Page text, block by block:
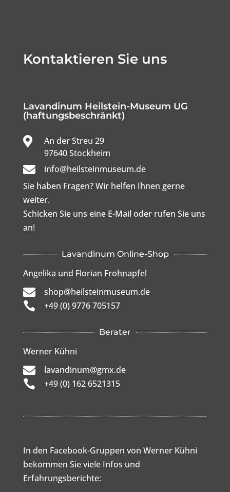
Kontaktieren Sie uns
Lavandinum Heilstein-Museum UG
(haftungsbeschränkt)
 An der Streu 29
97640 Stockheim

info@heilsteinmuseum.de
Sie haben Fragen? Wir helfen Ihnen gerne
weiter.
Schicken Sie uns eine E-Mail oder rufen Sie uns
an!
Lavandinum Online-Shop
Angelika und Florian Frohnapfel
 shop@heilsteinmuseum.de
 +49 (0) 9776 705157
Berater
Werner Kühni
 lavandinum@gmx.de
 +49 (0) 162 6521315
In den Facebook-Gruppen von Werner Kühni
bekommen Sie viele Infos und
Erfahrungsberichte: